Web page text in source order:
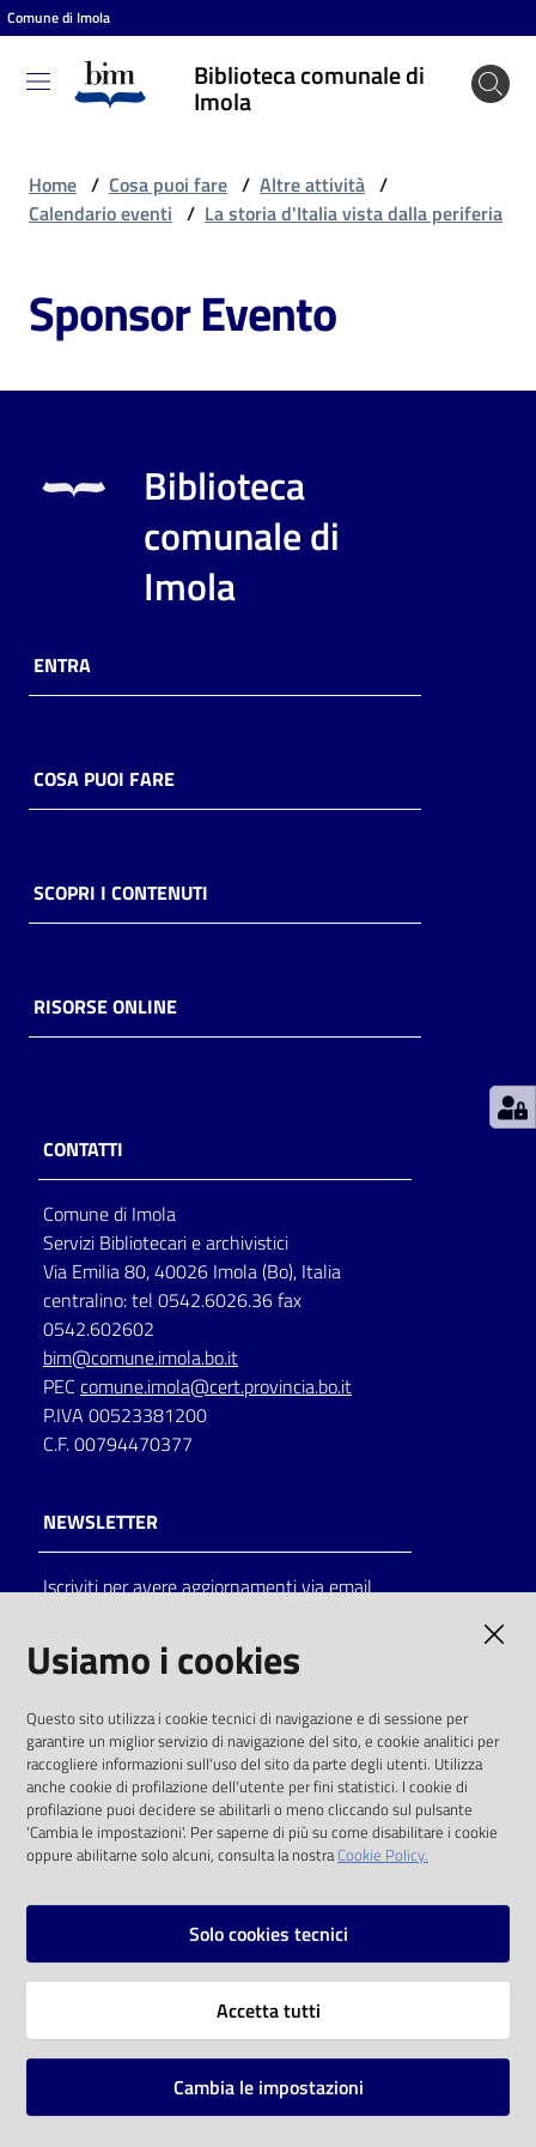
Vai al contenuto
Vai alla navigazione
Vai al footer
Comune di Imola
Biblioteca comunale di
Imola
Biblioteca
comunale
puoi
Risorse
online
Casa
Piani
storico
per
lettura
Seguici
su
Catalogo
on line
Eventi
Chiedi al
bibliotecario
Home / Cosa puoi fare / Altre attività /
Calendario eventi / La storia d'Italia vista dalla periferia
Sponsor Evento
Biblioteca
comunale di
Imola
ENTRA
COSA PUOI FARE
SCOPRI I CONTENUTI
RISORSE ONLINE
CONTATTI
Comune di Imola
Servizi Bibliotecari e archivistici
Via Emilia 80, 40026 Imola (Bo), Italia
centralino: tel 0542.6026.36 fax
0542.602602
bim@comune.imola.bo.it
PEC comune.imola@cert.provincia.bo.it
P.IVA 00523381200
C.F. 00794470377
NEWSLETTER
Iscriviti per avere aggiornamenti via email
solo alle condizioni previste dalla direttiva
comunitaria 2003/98/CE e dal d.lgs. 36/2006
SOCIAL
Instagram
Vai alla pagina
Mappa del sito
Usiamo i cookies
Questo sito utilizza i cookie tecnici di navigazione e di sessione per
garantire un miglior servizio di navigazione del sito, e cookie analitici per
raccogliere informazioni sull'uso del sito da parte degli utenti. Utilizza
anche cookie di profilazione dell'utente per fini statistici. I cookie di
profilazione puoi decidere se abilitarli o meno cliccando sul pulsante
'Cambia le impostazioni'. Per saperne di più su come disabilitare i cookie
oppure abilitarne solo alcuni, consulta la nostraCookie Policy.
Solo cookies tecnici
Accetta tutti
Cambia le impostazioni